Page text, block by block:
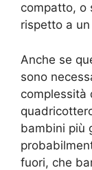
compatto, o
rispetto a
Anche se
sono
complessità
bambini più
fuori, che